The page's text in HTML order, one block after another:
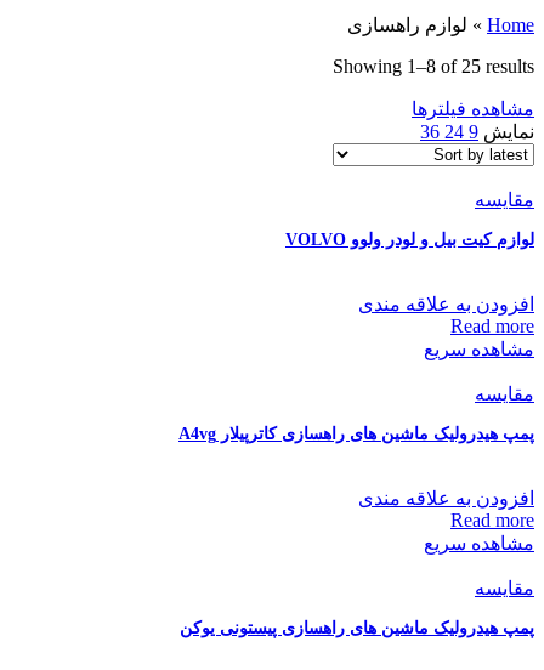
Home
» لوازم راهسازی
Showing 1–8 of 25 results
مشاهده فیلترها
نمایش 9
24
36
مقایسه
لوازم کیت بیل و لودر ولوو VOLVO
افزودن به علاقه مندی
Read more
مشاهده سریع
مقایسه
پمپ هیدرولیک ماشین های راهسازی کاترپیلار A4vg
افزودن به علاقه مندی
Read more
مشاهده سریع
مقایسه
پمپ هیدرولیک ماشین های راهسازی پیستونی یوکن